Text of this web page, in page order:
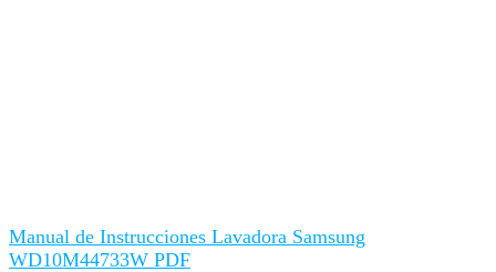
Manual de Instrucciones Lavadora Samsung
WD10M44733W PDF